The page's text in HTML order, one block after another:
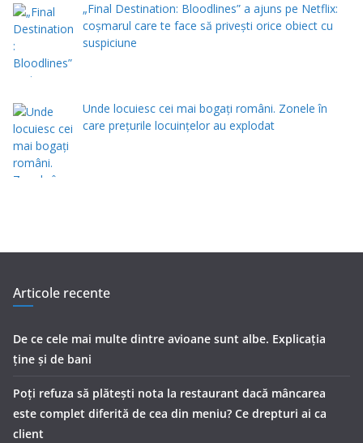
„Final Destination: Bloodlines” a ajuns pe Netflix:
coșmarul care te face să privești orice obiect cu
suspiciune
Unde locuiesc cei mai bogați români. Zonele în
care prețurile locuințelor au explodat
Articole recente
De ce cele mai multe dintre avioane sunt albe. Explicația
ține și de bani
Poți refuza să plătești nota la restaurant dacă mâncarea
este complet diferită de cea din meniu? Ce drepturi ai ca
client